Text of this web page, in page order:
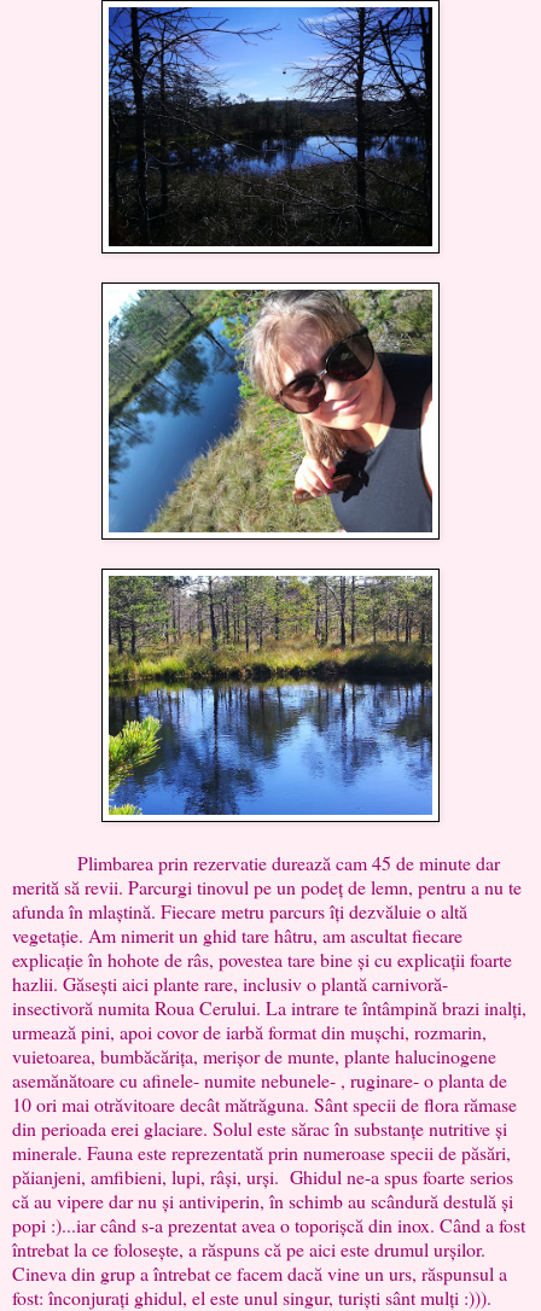
Plimbarea prin rezervatie durează cam 45 de minute dar
merită să revii. Parcurgi tinovul pe un podeț de lemn, pentru a nu te
afunda în mlaștină. Fiecare metru parcurs îți dezvăluie o altă
vegetație. Am nimerit un ghid tare hâtru, am ascultat fiecare
explicație în hohote de râs, povestea tare bine și cu explicații foarte
hazlii. Găsești aici plante rare, inclusiv o plantă carnivoră-
insectivoră numita Roua Cerului. La intrare te întâmpină brazi inalți,
urmează pini, apoi covor de iarbă format din mușchi, rozmarin,
vuietoarea, bumbăcărița, merișor de munte, plante halucinogene
asemănătoare cu afinele- numite nebunele- , ruginare- o planta de
10 ori mai otrăvitoare decât mătrăguna. Sânt specii de flora rămase
din perioada erei glaciare. Solul este sărac în substanțe nutritive și
minerale. Fauna este reprezentată prin numeroase specii de păsări,
păianjeni, amfibieni, lupi, râși, urși. Ghidul ne-a spus foarte serios
că au vipere dar nu și antiviperin, în schimb au scândură destulă și
popi :)...iar când s-a prezentat avea o toporișcă din inox. Când a fost
întrebat la ce folosește, a răspuns că pe aici este drumul urșilor.
Cineva din grup a întrebat ce facem dacă vine un urs, răspunsul a
fost: înconjurați ghidul, el este unul singur, turiști sânt mulți :))).